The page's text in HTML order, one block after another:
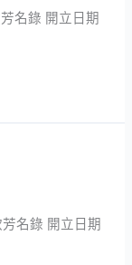
名錄 開立日期
名錄 開立日期